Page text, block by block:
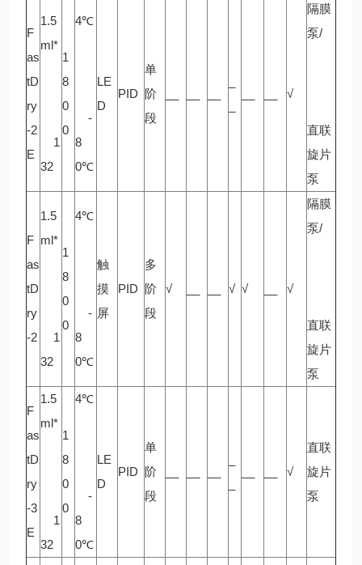
F
as
tD
ry
-2
E
1.5
ml*
1
32
1
8
0
0
4℃
-
8
0℃
LE
D
PID
单
阶
段
√
隔膜
泵/
直联
旋片
泵
F
as
tD
ry
-2
1.5
ml*
1
32
1
8
0
0
4℃
-
8
0℃
触
摸
屏
PID
多
阶
段
√ √ √ √
隔膜
泵/
直联
旋片
泵
F
as
tD
ry
-3
E
1.5
ml*
1
32
1
8
0
0
4℃
-
8
0℃
LE
D
PID
单
阶
段
√
直联
旋片
泵